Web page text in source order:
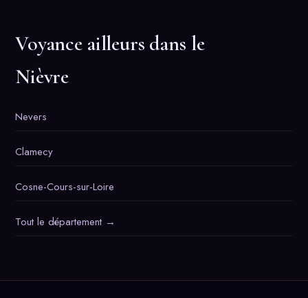
Voyance ailleurs dans le
Nièvre
Nevers
Clamecy
Cosne-Cours-sur-Loire
Tout le département →